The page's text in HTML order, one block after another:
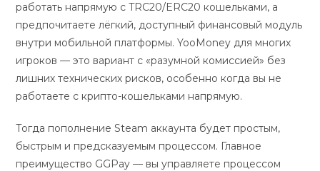
работать напрямую с TRC20/ERC20 кошельками, а
предпочитаете лёгкий, доступный финансовый модуль
внутри мобильной платформы. YooMoney для многих
игроков — это вариант с «разумной комиссией» без
лишних технических рисков, особенно когда вы не
работаете с крипто-кошельками напрямую.
Тогда пополнение Steam аккаунта будет простым,
быстрым и предсказуемым процессом. Главное
преимущество GGPay — вы управляете процессом